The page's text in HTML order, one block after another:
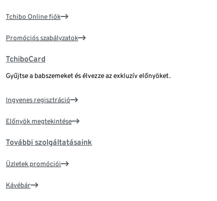
Tchibo Online fiók
Promóciós szabályzatok
TchiboCard
Gyűjtse a babszemeket és élvezze az exkluzív előnyöket.
Ingyenes regisztráció
Előnyök megtekintése
További szolgáltatásaink
Üzletek promóciói
Kávébár